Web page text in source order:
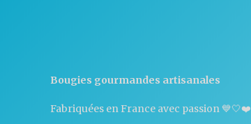
Bougies gourmandes artisanales
Fabriquées en France avec passion 💙🤍❤️